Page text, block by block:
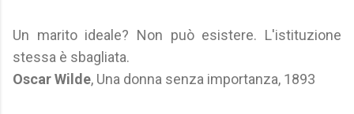
Un marito ideale? Non può esistere. L'istituzione
stessa è sbagliata.
Oscar Wilde, Una donna senza importanza, 1893